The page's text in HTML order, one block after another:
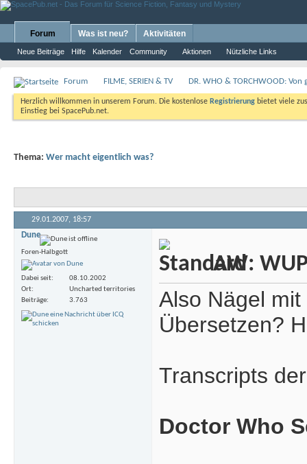
Forum
Neue Beiträge Hilfe Kalender Community Aktionen Nützliche Links
Was ist neu? Aktivitäten
Forum FILME, SERIEN & TV DR. WHO & TORCHWOOD:
Herzlich willkommen in unserem Forum. Die kostenlose Registrierung bietet viele
Einstieg bei SpacePub.net.
Thema: Wer macht eigentlich was?
29.01.2007, 18:57
Dune
Foren-Halbgott
Dabei seit
08.10.2002
Ort
Uncharted territories
Beiträge
3.763
AW:
Also Nägel
Übersetzen?
Transcripts
Doctor Who